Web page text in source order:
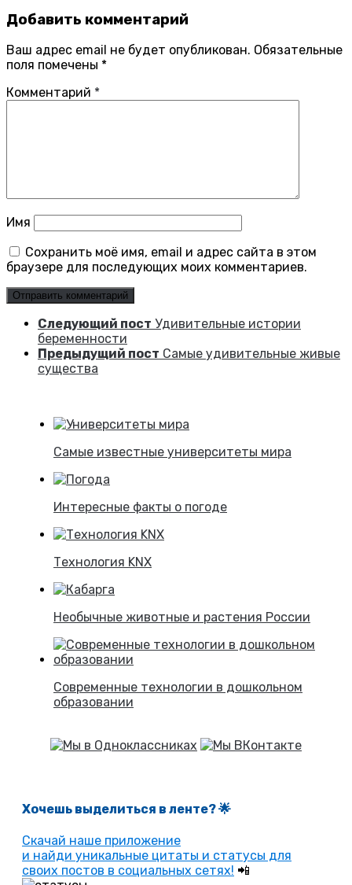
Добавить комментарий
Ваш адрес email не будет опубликован. Обязательные
поля помечены *
Комментарий *
Имя
Сохранить моё имя, email и адрес сайта в этом
браузере для последующих моих комментариев.
Следующий пост Удивительные истории
беременности
Предыдущий пост Самые удивительные живые
существа
Самые известные университеты мира
Интересные факты о погоде
Технология KNX
Необычные животные и растения России
Современные технологии в дошкольном
образовании
Хочешь выделиться в ленте? 🌟
Скачай наше приложение
и найди уникальные цитаты и статусы для
своих постов в социальных сетях! 📲